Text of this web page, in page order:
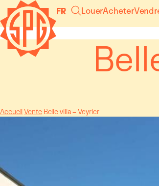
Panneau de gestion des cookies
FR LouerAcheter
AccueilVente Belle villa – Veyrier